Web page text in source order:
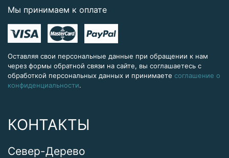
Мы принимаем к оплате
Оставляя свои персональные данные при обращении к нам
через формы обратной связи на сайте, вы соглашаетесь с
обработкой персональных данных и принимаете соглашение о
конфиденциальности.
КОНТАКТЫ
Север-Дерево